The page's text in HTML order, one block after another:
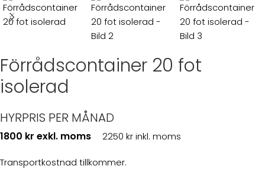
Förrådscontainer 20 fot
isolerad
HYRPRIS PER MÅNAD
1800 kr exkl. moms 2250 kr inkl. moms
Transportkostnad tillkommer.